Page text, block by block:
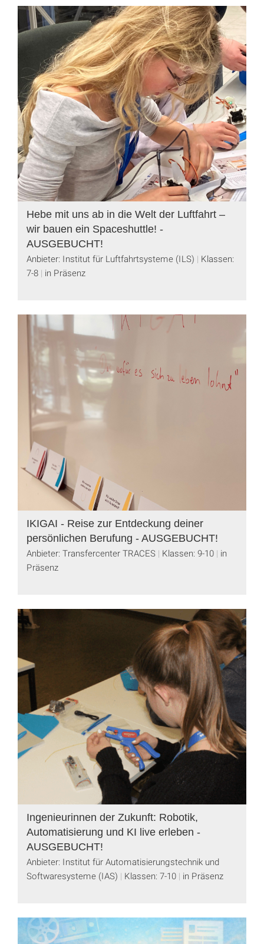
Hebe mit uns ab in die Welt der Luftfahrt –
wir bauen ein Spaceshuttle! -
AUSGEBUCHT!
Anbieter: Institut für Luftfahrtsysteme (ILS)
Klassen:
7-8 in Präsenz
IKIGAI - Reise zur Entdeckung deiner
persönlichen Berufung - AUSGEBUCHT!
Anbieter: Transfercenter TRACES Klassen: 9-10 in
Präsenz
Ingenieurinnen der Zukunft: Robotik,
Automatisierung und KI live erleben -
AUSGEBUCHT!
Anbieter: Institut für Automatisierungstechnik und
Softwaresysteme (IAS)
Klassen: 7-10 in Präsenz